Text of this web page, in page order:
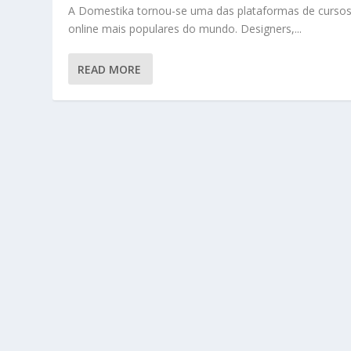
A Domestika tornou-se uma das plataformas de
online mais populares do mundo. Designers,...
READ MORE